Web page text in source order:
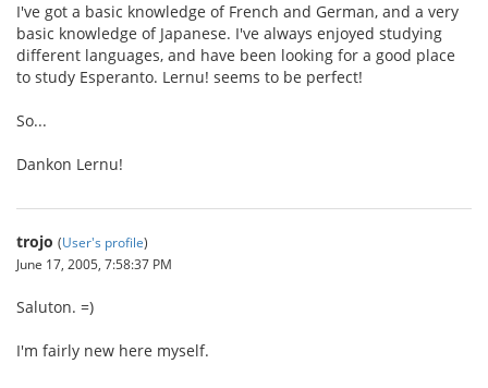
I've got a basic knowledge of French and German, and a very
basic knowledge of Japanese. I've always enjoyed studying
different languages, and have been looking for a good place
to study Esperanto. Lernu! seems to be perfect!
So...
Dankon Lernu!
trojo (User's profile)
June 17, 2005, 7:58:37 PM
Saluton. =)
I'm fairly new here myself.